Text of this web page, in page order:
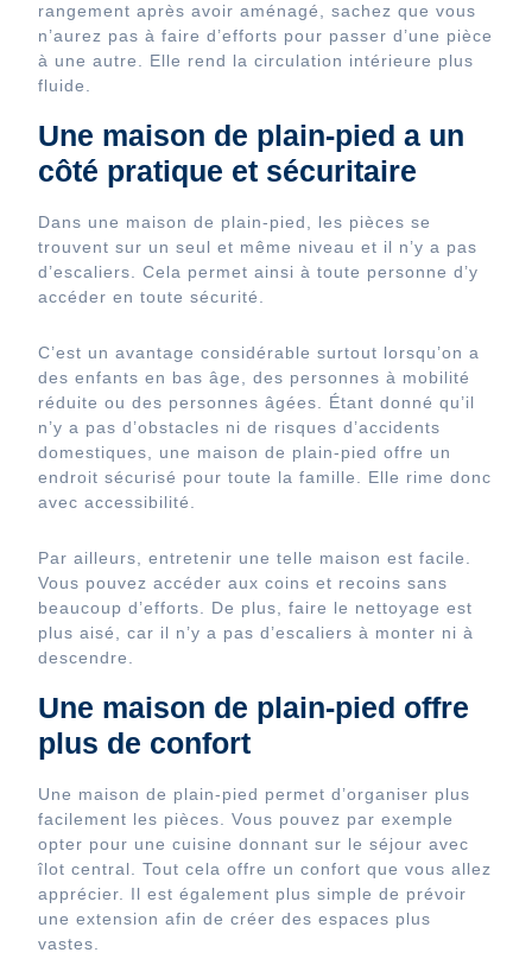
rangement après avoir aménagé, sachez que vous
n’aurez pas à faire d’efforts pour passer d’une pièce
à une autre. Elle rend la circulation intérieure plus
fluide.
Une maison de plain-pied a un
côté pratique et sécuritaire
Dans une maison de plain-pied, les pièces se
trouvent sur un seul et même niveau et il n’y a pas
d’escaliers. Cela permet ainsi à toute personne d’y
accéder en toute sécurité.
C’est un avantage considérable surtout lorsqu’on a
des enfants en bas âge, des personnes à mobilité
réduite ou des personnes âgées. Étant donné qu’il
n’y a pas d’obstacles ni de risques d’accidents
domestiques, une maison de plain-pied offre un
endroit sécurisé pour toute la famille. Elle rime donc
avec accessibilité.
Par ailleurs, entretenir une telle maison est facile.
Vous pouvez accéder aux coins et recoins sans
beaucoup d’efforts. De plus, faire le nettoyage est
plus aisé, car il n’y a pas d’escaliers à monter ni à
descendre.
Une maison de plain-pied offre
plus de confort
Une maison de plain-pied permet d’organiser plus
facilement les pièces. Vous pouvez par exemple
opter pour une cuisine donnant sur le séjour avec
îlot central. Tout cela offre un confort que vous allez
apprécier. Il est également plus simple de prévoir
une extension afin de créer des espaces plus
vastes.